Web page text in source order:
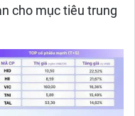
cho mục tiêu trung